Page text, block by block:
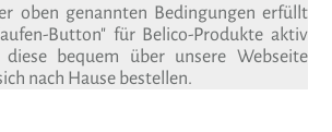
oben genannten Bedingungen erfüllt
Button" für Belico-Produkte aktiv
bequem über unsere Webseite
nach Hause bestellen.